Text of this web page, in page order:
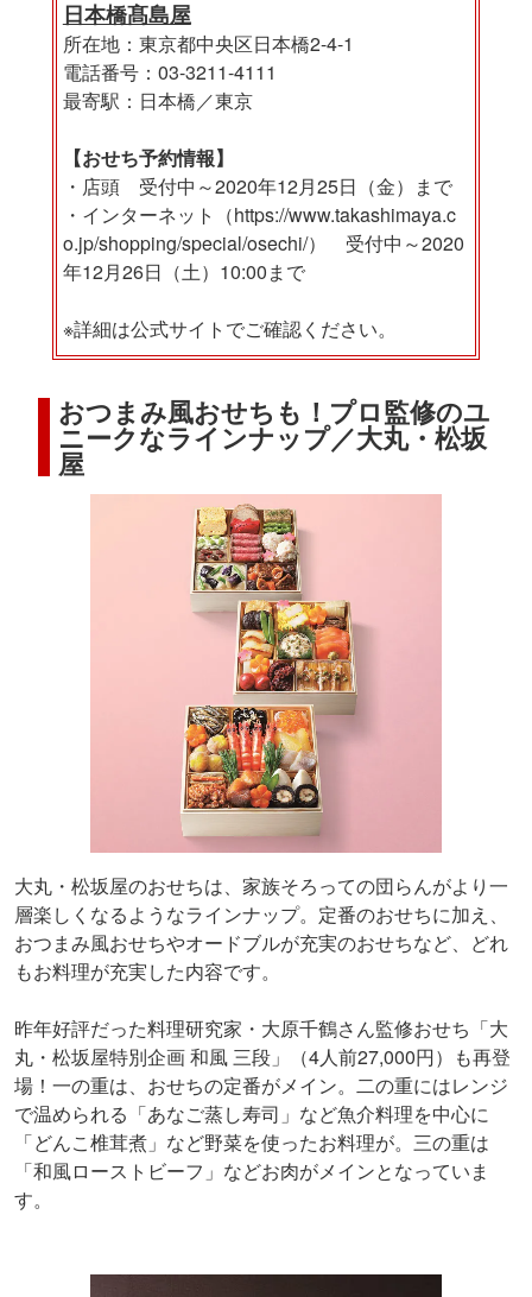
日本橋髙島屋
所在地：東京都中央区日本橋2-4-1
電話番号：03-3211-4111
最寄駅：日本橋／東京
【おせち予約情報】
・店頭 受付中～2020年12月25日（金）まで
・インターネット（https://www.takashimaya.c
o.jp/shopping/special/osechi/） 受付中～2020
年12月26日（土）10:00まで
※詳細は公式サイトでご確認ください。
おつまみ風おせちも！プロ監修のユ
ニークなラインナップ／大丸・松坂
屋
大丸・松坂屋のおせちは、家族そろっての団らんがより一
層楽しくなるようなラインナップ。定番のおせちに加え、
おつまみ風おせちやオードブルが充実のおせちなど、どれ
もお料理が充実した内容です。
昨年好評だった料理研究家・大原千鶴さん監修おせち「大
丸・松坂屋特別企画 和風 三段」（4人前27,000円）も再登
場！一の重は、おせちの定番がメイン。二の重にはレンジ
で温められる「あなご蒸し寿司」など魚介料理を中心に
「どんこ椎茸煮」など野菜を使ったお料理が。三の重は
「和風ローストビーフ」などお肉がメインとなっていま
す。